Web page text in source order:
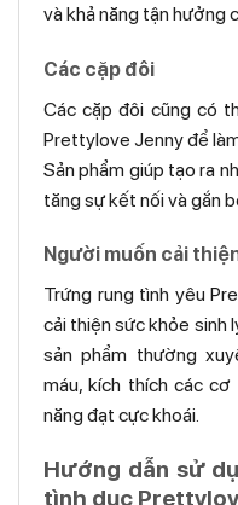
và khả năng tận hưởng
Các cặp đôi
Các cặp đôi cũng có
Prettylove Jenny để
Sản phẩm giúp tạo ra
tăng sự kết nối và gắn
Người muốn cải
Trứng rung tình yêu
cải thiện sức khỏe sinh
sản phẩm thường
máu, kích thích các cơ
năng đạt cực khoái.
Hướng dẫn sử
tình dục